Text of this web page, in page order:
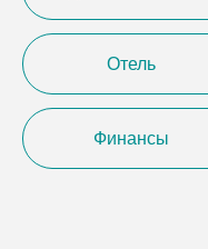
Отель
Финансы